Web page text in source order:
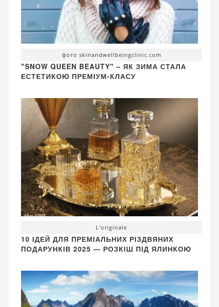
фото skinandwellbeingclinic.com
"SNOW QUEEN BEAUTY" – ЯК ЗИМА СТАЛА
ЕСТЕТИКОЮ ПРЕМІУМ-КЛАСУ
L'originale
10 ІДЕЙ ДЛЯ ПРЕМІАЛЬНИХ РІЗДВЯНИХ
ПОДАРУНКІВ 2025 — РОЗКІШ ПІД ЯЛИНКОЮ